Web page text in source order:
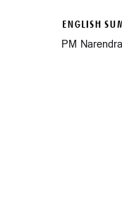
ENGLISH
PM